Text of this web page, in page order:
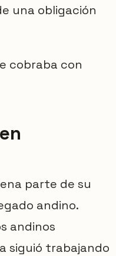
una obligación
cobraba con
parte de su
andino.
andinos
siguió trabajando